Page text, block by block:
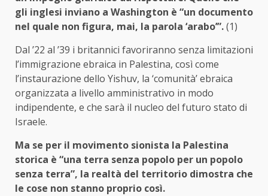
gli inglesi inviano a Washington è “un documento
nel quale non figura, mai, la parola ‘arabo’”.(1)
Dal ’22 al ’39 i britannici favoriranno senza limitazioni
l’immigrazione ebraica in Palestina, così come
l’instaurazione dello Yishuv, la ‘comunità’ ebraica
organizzata a livello amministrativo in modo
indipendente, e che sarà il nucleo del futuro stato di
Israele.
Ma se per il movimento sionista la Palestina
storica è “una terra senza popolo per un popolo
senza terra”, la realtà del territorio dimostra che
le cose non stanno proprio così.